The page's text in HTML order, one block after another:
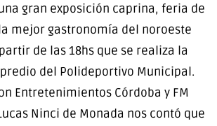
gran exposición caprina, feria de
mejor gastronomía del noroeste
de las 18hs que se realiza la
del Polideportivo Municipal.
Entretenimientos Córdoba y FM
Ninci de Monada nos contó que